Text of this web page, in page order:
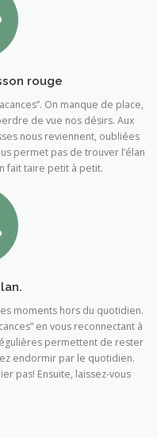
rouge
On manque de place,
de vue nos désirs. Aux
nous reviennent, oubliées
permet pas de trouver l’élan
fait taire petit à petit.
moments hors du quotidien.
en vous reconnectant à
permettent de rester
endormir par le quotidien.
pas! Ensuite, laissez-vous